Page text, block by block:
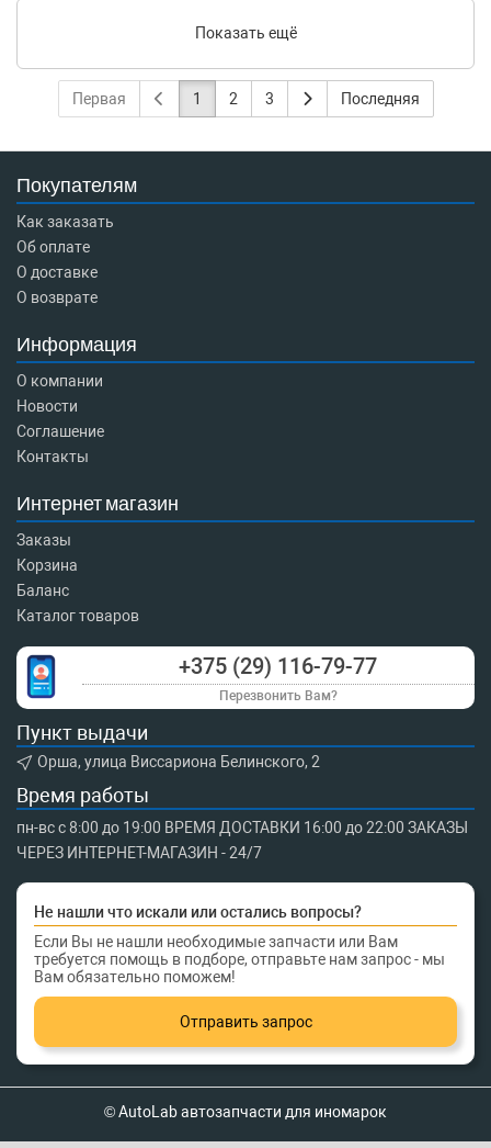
Показать ещё
Первая 1 2 3 Последняя
Покупателям
Как заказать
Об оплате
О доставке
О возврате
Информация
О компании
Новости
Соглашение
Контакты
Интернет магазин
Заказы
Корзина
Баланс
Каталог товаров
+375 (29) 116-79-77
Перезвонить Вам?
Пункт выдачи
Орша, улица Виссариона Белинского, 2
Время работы
пн-вс с 8:00 до 19:00 ВРЕМЯ ДОСТАВКИ 16:00 до 22:00 ЗАКАЗЫ
ЧЕРЕЗ ИНТЕРНЕТ-МАГАЗИН - 24/7
Не нашли что искали или остались вопросы?
Если Вы не нашли необходимые запчасти или Вам
требуется помощь в подборе, отправьте нам запрос - мы
Вам обязательно поможем!
Отправить запрос
© AutoLab автозапчасти для иномарок